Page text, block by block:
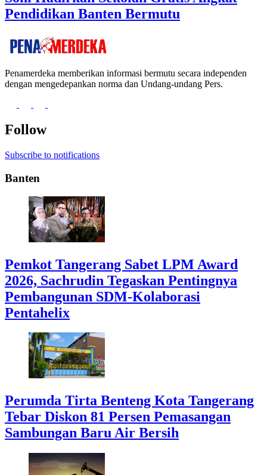
Pendidikan Banten Bermutu
Penamerdeka memberikan informasi bermutu secara independen
dengan mengedepankan norma dan Undang-undang Pers.
Follow
Subscribe to notifications
Banten
Pemkot Tangerang Sabet LPM Award
2026, Sachrudin Tegaskan Pentingnya
Pembangunan SDM-Kolaborasi
Pentahelix
Perumda Tirta Benteng Kota Tangerang
Tebar Diskon 81 Persen Pemasangan
Sambungan Baru Air Bersih